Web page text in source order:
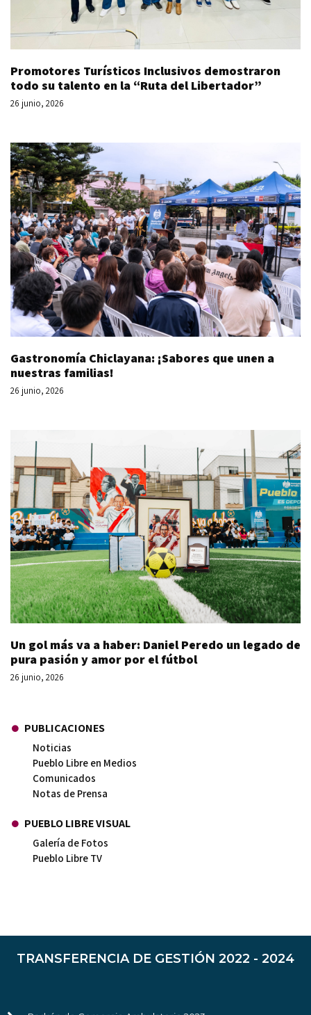
Promotores Turísticos Inclusivos demostraron
todo su talento en la “Ruta del Libertador”
26 junio, 2026
Gastronomía Chiclayana: ¡Sabores que unen a
nuestras familias!
26 junio, 2026
Un gol más va a haber: Daniel Peredo un legado de
pura pasión y amor por el fútbol
26 junio, 2026
PUBLICACIONES
Noticias
Pueblo Libre en Medios
Comunicados
Notas de Prensa
PUEBLO LIBRE VISUAL
Galería de Fotos
Pueblo Libre TV
TRANSFERENCIA DE GESTIÓN 2022 - 2024